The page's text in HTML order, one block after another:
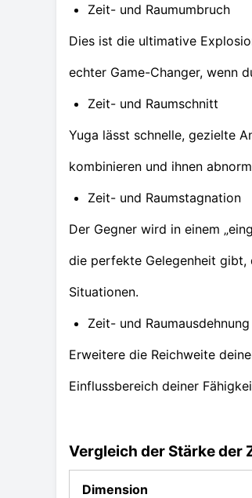
Zeit- und Raumumbruch
Dies ist die ultimative
echter Game-Changer, wenn
Zeit- und Raumschnitt
Yuga lässt schnelle, gezielte
kombinieren und ihnen
Zeit- und Raumstagnation
Der Gegner wird in einem
die perfekte Gelegenheit gibt,
Situationen.
Zeit- und Raumausdehnung
Erweitere die Reichweite
Einflussbereich deiner
Vergleich der Stärke der
Dimension